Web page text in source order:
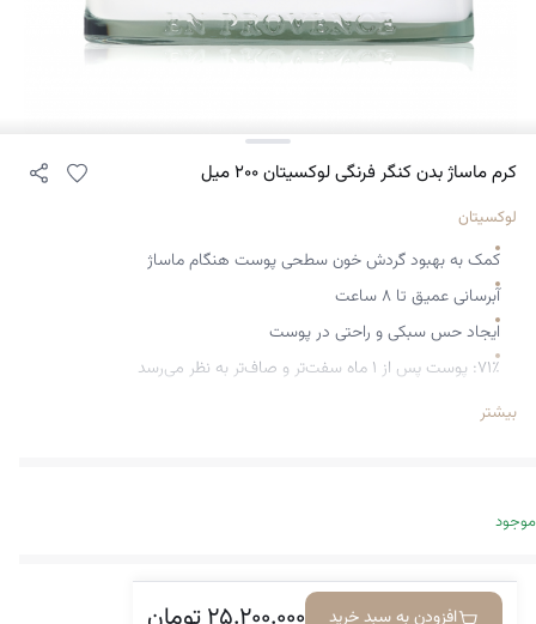
کرم ماساژ بدن کنگر فرنگی لوکسیتان ۲۰۰ میل
لوکسیتان
کمک به بهبود گردش خون سطحی پوست هنگام ماساژ
آبرسانی عمیق تا ۸ ساعت
ایجاد حس سبکی و راحتی در پوست
۷۱٪: پوست پس از ۱ ماه سفت‌تر و صاف‌تر به نظر می‌رسد
۸۷٪: احساس راحتی و سبکی پس از ۲۸ روز
کاهش پف و تورم
کمک به تسکین علائم مرتبط با نوسانات هورمونی
بیشتر
موجود
افزودن به سبد خرید